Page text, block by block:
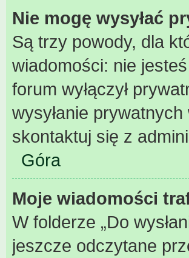
Nie mogę wysyłać
Są trzy powody, dla
wiadomości: nie
forum wyłączył
wysyłanie
skontaktuj się z
Góra
Moje wiadomości
W folderze „Do
jeszcze odczytane